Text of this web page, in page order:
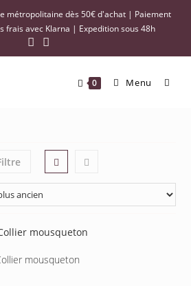
métropolitaine dès 50€ d'achat | Paiement
frais avec Klarna | Expedition sous 48h
0 Menu
mousqueton